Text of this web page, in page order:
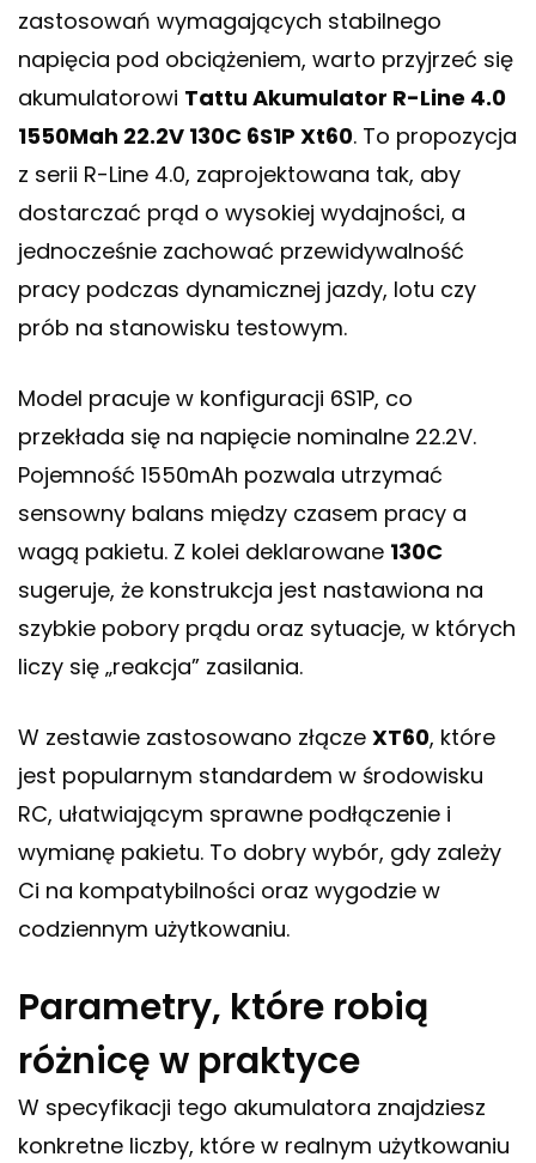
zastosowań wymagających stabilnego
napięcia pod obciążeniem, warto przyjrzeć się
akumulatorowi Tattu Akumulator R-Line 4.0
1550Mah 22.2V 130C 6S1P Xt60. To propozycja
z serii R-Line 4.0, zaprojektowana tak, aby
dostarczać prąd o wysokiej wydajności, a
jednocześnie zachować przewidywalność
pracy podczas dynamicznej jazdy, lotu czy
prób na stanowisku testowym.
Model pracuje w konfiguracji 6S1P, co
przekłada się na napięcie nominalne 22.2V.
Pojemność 1550mAh pozwala utrzymać
sensowny balans między czasem pracy a
wagą pakietu. Z kolei deklarowane 130C
sugeruje, że konstrukcja jest nastawiona na
szybkie pobory prądu oraz sytuacje, w których
liczy się „reakcja” zasilania.
W zestawie zastosowano złącze XT60, które
jest popularnym standardem w środowisku
RC, ułatwiającym sprawne podłączenie i
wymianę pakietu. To dobry wybór, gdy zależy
Ci na kompatybilności oraz wygodzie w
codziennym użytkowaniu.
Parametry, które robią
różnicę w praktyce
W specyfikacji tego akumulatora znajdziesz
konkretne liczby, które w realnym użytkowaniu